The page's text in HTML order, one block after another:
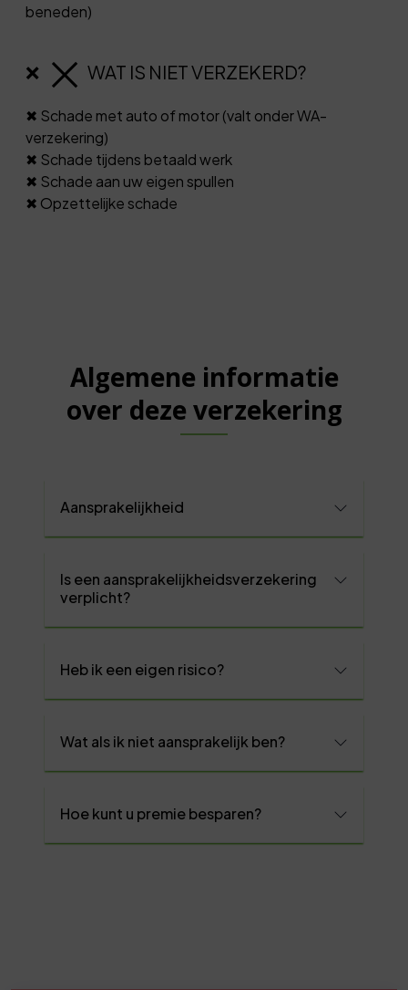
beneden)
❌ WAT IS NIET VERZEKERD?
✖ Schade met auto of motor (valt onder WA-
verzekering)
✖ Schade tijdens betaald werk
✖ Schade aan uw eigen spullen
✖ Opzettelijke schade
Algemene informatie
over deze verzekering
Aansprakelijkheid
Is een aansprakelijkheidsverzekering
verplicht?
Heb ik een eigen risico?
Wat als ik niet aansprakelijk ben?
Hoe kunt u premie besparen?